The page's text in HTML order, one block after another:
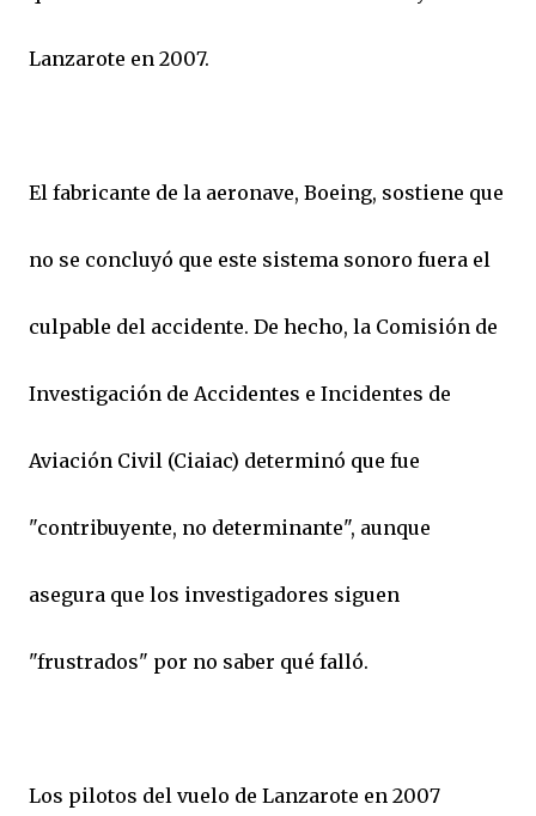
Lanzarote en 2007.
El fabricante de la aeronave, Boeing, sostiene que
no se concluyó que este sistema sonoro fuera el
culpable del accidente. De hecho, la Comisión de
Investigación de Accidentes e Incidentes de
Aviación Civil (Ciaiac) determinó que fue
"contribuyente, no determinante", aunque
asegura que los investigadores siguen
"frustrados" por no saber qué falló.
Los pilotos del vuelo de Lanzarote en 2007